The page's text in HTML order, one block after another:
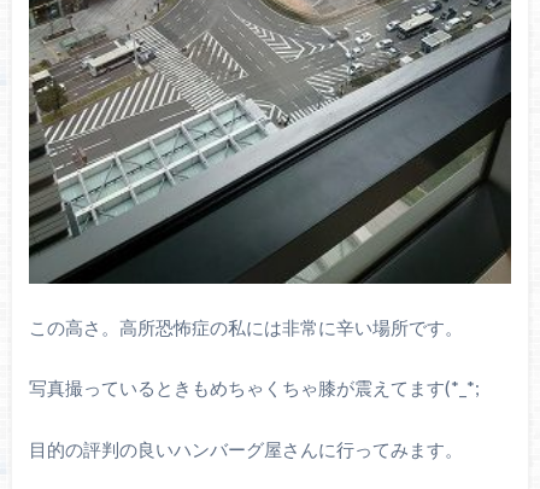
この高さ。高所恐怖症の私には非常に辛い場所です。
写真撮っているときもめちゃくちゃ膝が震えてます(*_*;
目的の評判の良いハンバーグ屋さんに行ってみます。